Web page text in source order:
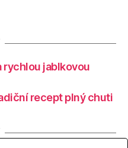
jablkovou
recept plný chuti